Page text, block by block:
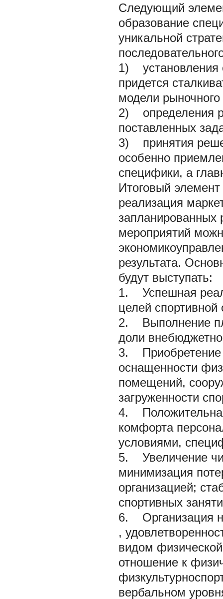
Следующий
образование
уникальной
1) установления
придется
модели
2) определения
поставленных
3) принятия
особенно
специфики, а
Итоговый
реализация
запланированных
мероприятий
результата.
будут выступать:
1. Успешная
целей спортивной
2. Выполнение
доли
3. Приобретение
оснащенности
помещений,
загруженности
4. Положительная
комфорта
условиями,
5. Увеличение
минимизация
организацией;
спортивных
6. Организация
,
видом физической
отношение к
вербальном